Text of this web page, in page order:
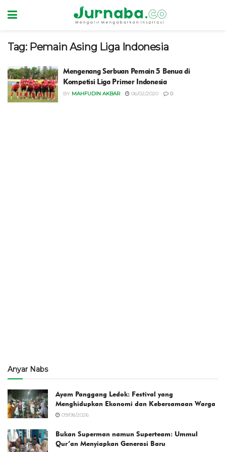
Tag: Pemain Asing Liga Indonesia
Mengenang Serbuan Pemain 5 Benua di
Kompetisi Liga Primer Indonesia
BY MAHFUDIN AKBAR 06/02/2020 0
Anyar Nabs
Ayam Panggang Ledok: Festival yang
Menghidupkan Ekonomi dan Kebersamaan Warga
09/08/2026
Bukan Superman namun Superteam: Ummul
Qur’an Menyiapkan Generasi Baru